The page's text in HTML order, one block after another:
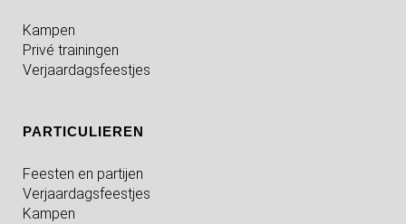
Kampen
Privé trainingen
Verjaardagsfeestjes
PARTICULIEREN
Feesten en partijen
Verjaardagsfeestjes
Kampen